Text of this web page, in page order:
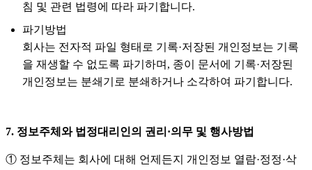
침 및 관련 법령에 따라 파기합니다.
파기방법
회사는 전자적 파일 형태로 기록·저장된 개인정보는 기록
을 재생할 수 없도록 파기하며, 종이 문서에 기록·저장된
개인정보는 분쇄기로 분쇄하거나 소각하여 파기합니다.
7. 정보주체와 법정대리인의 권리·의무 및 행사방법
① 정보주체는 회사에 대해 언제든지 개인정보 열람·정정·삭